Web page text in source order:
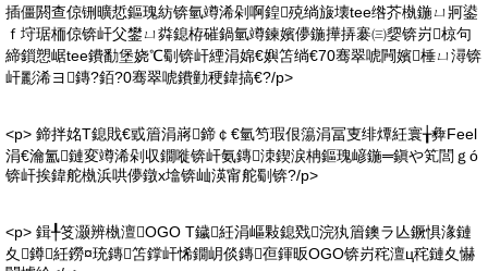
插僵閼查倞铏曠悊鏂瑰紡锛氫竴浠剁啊鍠殑绱旇壊tee绺芥槸鍦ㄩ牁鍙
ｆ垨琚栭倞锛屽父鐢ㄩ粦鎴栫磪鍋氫竴鍊嬪儚鍦撶挵褰㈢媭锛岃椋句
締鎻愬崌tee鐨勫堡娆℃劅锛屽緸涓婂€嬩笘绱€70骞翠唬闁嬪棰ㄩ潯锛
屽彲浠ヨ鏄?銆?0骞翠唬鐨勭稉鍏搞€?/p>
<p> 鍗拌姳T鎴戝€戜篃涓嶈鍗￠€氫笉瑕佷簜涓冨叓绯燂紝寰╁彜Feel
涓€瀹氳鏈変竴浠剁収鐗嘥锛屽氨鏄洓鍥涙柟鏂瑰嵃鍦═鎭や笂閭ｇó
锛屽挨鍏舵槸浜哄儚鐓х墖锛屾渶甯舵劅锛?/p>
<p> 鍓╀笅灏辨槸澶OGO T鐬紝涓嶇敤鎴戣浣犱篃鐭ラ亾鐝惧湪鏈
夊鐏紝鐒¤珫鏄笘鐣屽悕鐗岄倓鏄亱鍕昄OGO锛岃秺澶ц秺鏈夊懗